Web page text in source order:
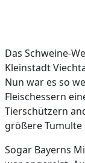
Das Schweine-
Kleinstadt
Nun war es so
Fleischessern
Tierschützern
größere Tumulte
Sogar Bayerns